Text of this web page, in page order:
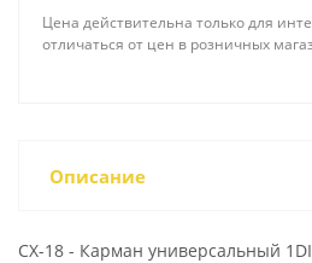
Цена действительна только для
отличаться от цен в розничных
Описание
CX-18 - Карман универсальный